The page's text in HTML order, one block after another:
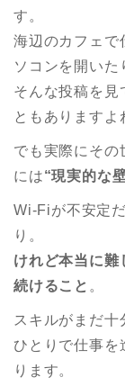
す。
海辺のカフェで
ソコンを開い
そんな投稿を見
ともありますよ
でも実際にその
には“現実的な
Wi-Fiが不安定
り。
けれど本当に難
続けること 。
スキルがまだ十
ひとりで仕事を
ります。